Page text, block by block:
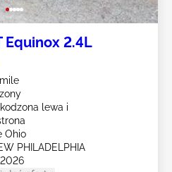
Equinox 2.4L
lewa i
Ohio
PHILADELPHIA